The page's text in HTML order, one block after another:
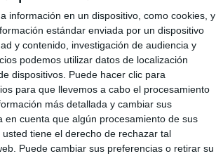
información en un dispositivo, como cookies, y
estándar enviada por un dispositivo
y contenido, investigación de audiencia y
podemos utilizar datos de localización
dispositivos. Puede hacer clic para
para que llevemos a cabo el procesamiento
más detallada y cambiar sus
en cuenta que algún procesamiento de sus
tiene el derecho de rechazar tal
Puede cambiar sus preferencias o retirar su